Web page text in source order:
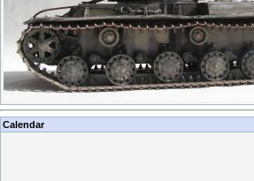
Calendar